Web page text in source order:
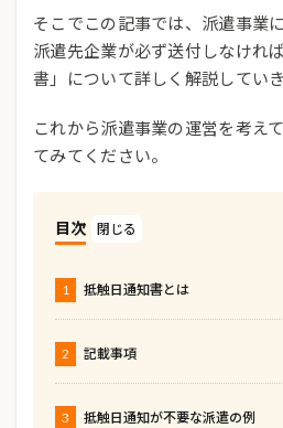
そこでこの記事では、派遣事業
派遣先企業が必ず送付しなけれ
書」について詳しく解説していき
これから派遣事業の運営を考え
てみてください。
目次
1 抵触日通知書とは
2 記載事項
3 抵触日通知が不要な派遣の例